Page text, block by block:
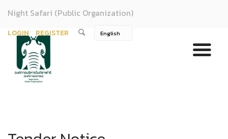
Night Safari (Public Organization)
LOGIN REGISTER